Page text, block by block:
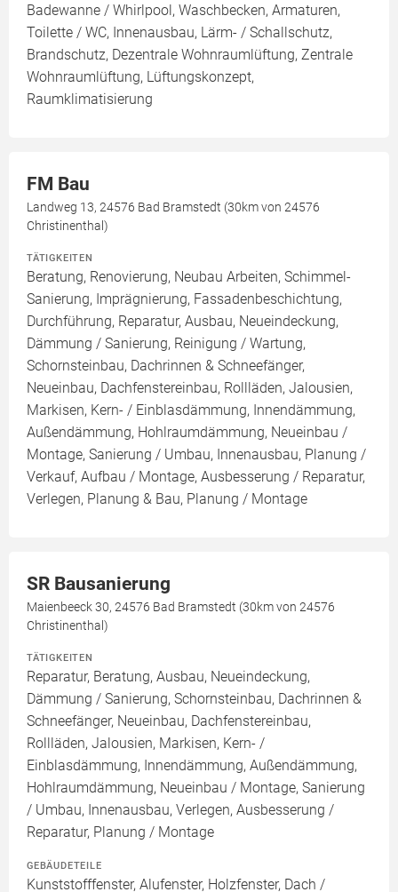
Badewanne / Whirlpool, Waschbecken, Armaturen,
Toilette / WC, Innenausbau, Lärm- / Schallschutz,
Brandschutz, Dezentrale Wohnraumlüftung, Zentrale
Wohnraumlüftung, Lüftungskonzept,
Raumklimatisierung
FM Bau
Landweg 13, 24576 Bad Bramstedt (30km von 24576
Christinenthal)
TÄTIGKEITEN
Beratung, Renovierung, Neubau Arbeiten, Schimmel-
Sanierung, Imprägnierung, Fassadenbeschichtung,
Durchführung, Reparatur, Ausbau, Neueindeckung,
Dämmung / Sanierung, Reinigung / Wartung,
Schornsteinbau, Dachrinnen & Schneefänger,
Neueinbau, Dachfenstereinbau, Rollläden, Jalousien,
Markisen, Kern- / Einblasdämmung, Innendämmung,
Außendämmung, Hohlraumdämmung, Neueinbau /
Montage, Sanierung / Umbau, Innenausbau, Planung /
Verkauf, Aufbau / Montage, Ausbesserung / Reparatur,
Verlegen, Planung & Bau, Planung / Montage
SR Bausanierung
Maienbeeck 30, 24576 Bad Bramstedt (30km von 24576
Christinenthal)
TÄTIGKEITEN
Reparatur, Beratung, Ausbau, Neueindeckung,
Dämmung / Sanierung, Schornsteinbau, Dachrinnen &
Schneefänger, Neueinbau, Dachfenstereinbau,
Rollläden, Jalousien, Markisen, Kern- /
Einblasdämmung, Innendämmung, Außendämmung,
Hohlraumdämmung, Neueinbau / Montage, Sanierung
/ Umbau, Innenausbau, Verlegen, Ausbesserung /
Reparatur, Planung / Montage
GEBÄUDETEILE
Kunststofffenster, Alufenster, Holzfenster, Dach /